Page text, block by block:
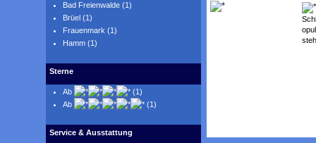
Bad Freienwalde (1)
Brüel (1)
Frauenmark (1)
Hamm (1)
Sterne
Ab
(1)
Ab
(1)
Service & Ausstattung